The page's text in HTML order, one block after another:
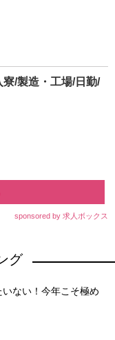
寮/製造・工場/日勤/
sponsored by 求人ボックス
グ
ない！今年こそ極め